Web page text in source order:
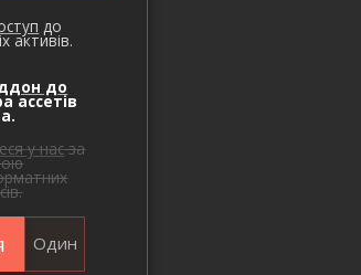
до
активів.
до
ассетів
у насза
Один